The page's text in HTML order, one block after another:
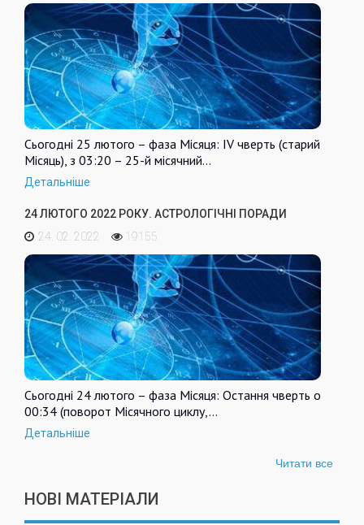
Сьогодні 25 лютого – фаза Місяця: IV чверть (старий
Місяць), з 03:20 – 25-й місячний…
Детальніше
24 ЛЮТОГО 2022 РОКУ. АСТРОЛОГІЧНІ ПОРАДИ
24. 02. 2022
19155
Сьогодні 24 лютого – фаза Місяця: Остання чверть о
00:34 (поворот Місячного циклу,…
Детальніше
Читати все
НОВІ МАТЕРІАЛИ